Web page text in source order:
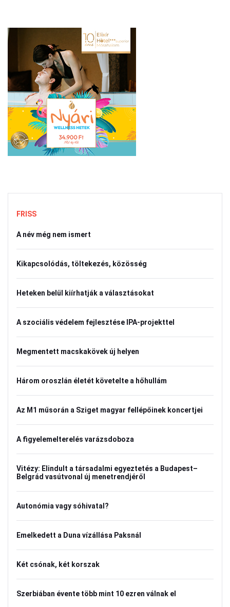
FRISS
A név még nem ismert
Kikapcsolódás, töltekezés, közösség
Heteken belül kiírhatják a választásokat
A szociális védelem fejlesztése IPA-projekttel
Megmentett macskakövek új helyen
Három oroszlán életét követelte a hőhullám
Az M1 műsorán a Sziget magyar fellépőinek koncertjei
A figyelemelterelés varázsdoboza
Vitézy: Elindult a társadalmi egyeztetés a Budapest–
Belgrád vasútvonal új menetrendjéről
Autonómia vagy sóhivatal?
Emelkedett a Duna vízállása Paksnál
Két csónak, két korszak
Szerbiában évente több mint 10 ezren válnak el